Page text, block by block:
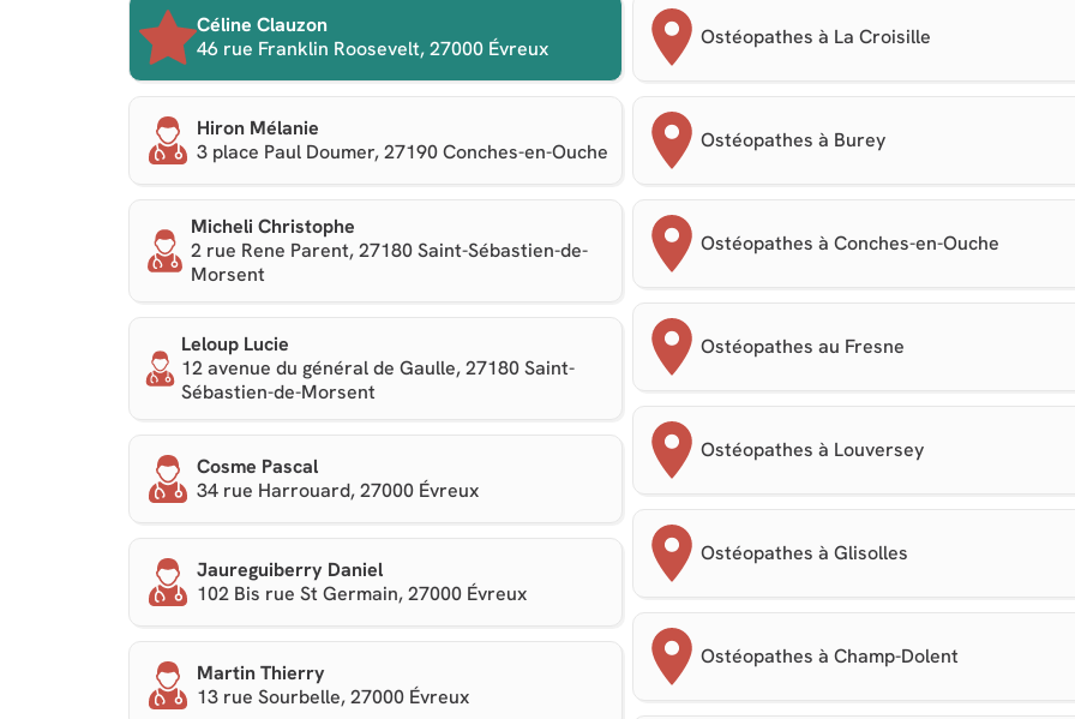
Céline Clauzon
46 rue Franklin Roosevelt, 27000 Évreux
Hiron Mélanie
3 place Paul Doumer, 27190 Conches-en-Ouche
Micheli Christophe
2 rue Rene Parent, 27180 Saint-Sébastien-de-
Morsent
Leloup Lucie
12 avenue du général de Gaulle, 27180 Saint-
Sébastien-de-Morsent
Cosme Pascal
34 rue Harrouard, 27000 Évreux
Jaureguiberry Daniel
102 Bis rue St Germain, 27000 Évreux
Martin Thierry
13 rue Sourbelle, 27000 Évreux
Ostéopathes à La Croisille
Ostéopathes à Burey
Ostéopathes à Conches-en-Ouche
Ostéopathes au Fresne
Ostéopathes à Louversey
Ostéopathes à Glisolles
Ostéopathes à Champ-Dolent